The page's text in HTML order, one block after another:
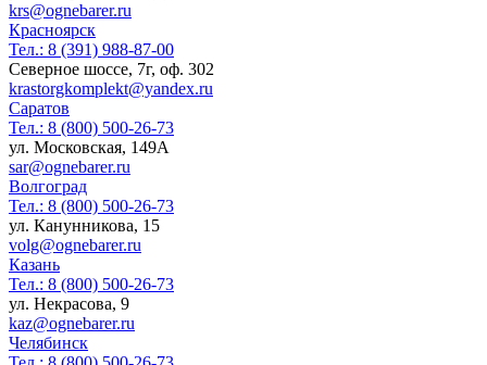
krs@ognebarer.ru
Красноярск
Тел.: 8 (391) 988-87-00
Северное шоссе, 7г, оф. 302
krastorgkomplekt@yandex.ru
Саратов
Тел.: 8 (800) 500-26-73
ул. Московская, 149А
sar@ognebarer.ru
Волгоград
Тел.: 8 (800) 500-26-73
ул. Канунникова, 15
volg@ognebarer.ru
Казань
Тел.: 8 (800) 500-26-73
ул. Некрасова, 9
kaz@ognebarer.ru
Челябинск